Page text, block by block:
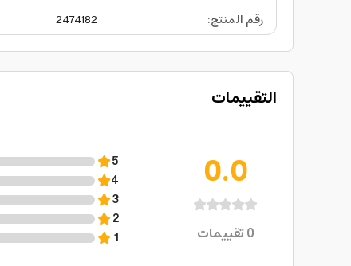
رقم المنتج:
2474182
التقييمات
0.0
0تقييمات
5
4
3
2
1